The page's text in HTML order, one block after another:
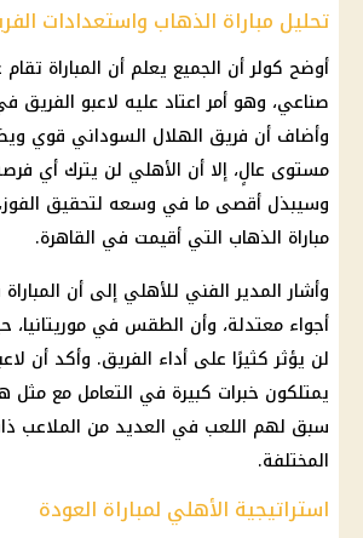
تحليل مباراة الذهاب واستعدادات
أوضح كولرأن الجميع يعلم أن المباراة
صناعي، وهو أمر اعتاد عليه لاعبو الفريق
وأضاف أن فريق الهلال السوداني قوي
مستوى عالٍ، إلا أن الأهلي لن يترك أي
وسيبذل أقصى ما في وسعه لتحقيق
مباراة الذهاب التي أقيمت في القاهرة.
وأشار المدير الفني للأهلي إلى أن
أجواء معتدلة، وأن الطقس في موريتانيا،
لن يؤثر كثيرًا على أداء الفريق. وأكد أن
يمتلكون خبرات كبيرة في التعامل مع
سبق لهم اللعب في العديد من الملاعب
المختلفة.
استراتيجية الأهلي لمباراة العودة